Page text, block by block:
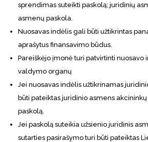
sprendimas suteikti paskolą; juridinių
asmenų paskola.
Nuosavas indėlis gali būti užtikrintas
aprašytus finansavimo būdus.
Pareiškėjo įmonė turi patvirtinti nuosavo
valdymo organų
Jei nuosavas indėlis užtikrinamas
būti pateiktas juridinio asmens
paskolą.
Jei paskolą suteikia užsienio juridinis
sutarties pasirašymo turi būti pateiktas